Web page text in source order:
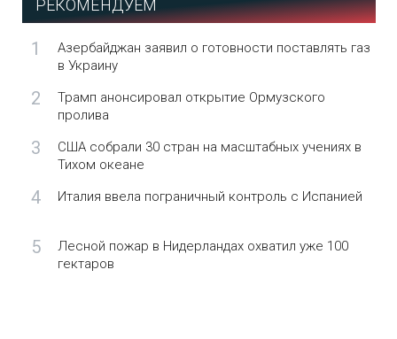
РЕКОМЕНДУЕМ
1
Азербайджан заявил о готовности поставлять газ
в Украину
2
Трамп анонсировал открытие Ормузского
пролива
3
США собрали 30 стран на масштабных учениях в
Тихом океане
4 Италия ввела пограничный контроль с Испанией
5
Лесной пожар в Нидерландах охватил уже 100
гектаров